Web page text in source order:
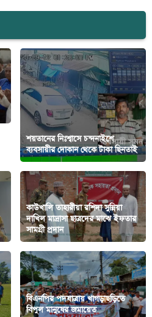
শয়তানের নিঃশ্বাসে চন্দনাইশে
ব্যবসায়ীর দোকান থেকে টাকা ছিনতাই
কাউখালি তাহারীয়া রশিদা সুন্নিয়া
দাখিল মাদ্রাসা ছাত্রদের মাঝে ইফতার
সামগ্রী প্রদান
বিএনপির পদযাত্রায় খাগড়াছড়িতে
বিপুল মানুষের জমায়েত